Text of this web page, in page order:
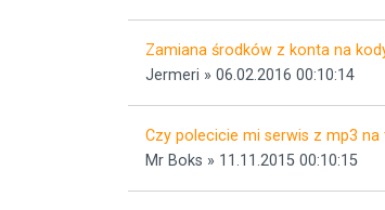
Zamiana środków z konta na
Jermeri » 06.02.2016 00:10:14
Czy polecicie mi serwis z mp3 na
Mr Boks » 11.11.2015 00:10:15